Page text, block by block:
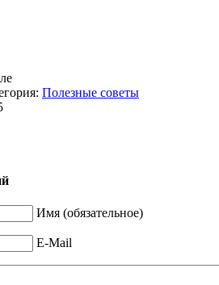
Полезные советы
Имя (обязательное)
E-Mail